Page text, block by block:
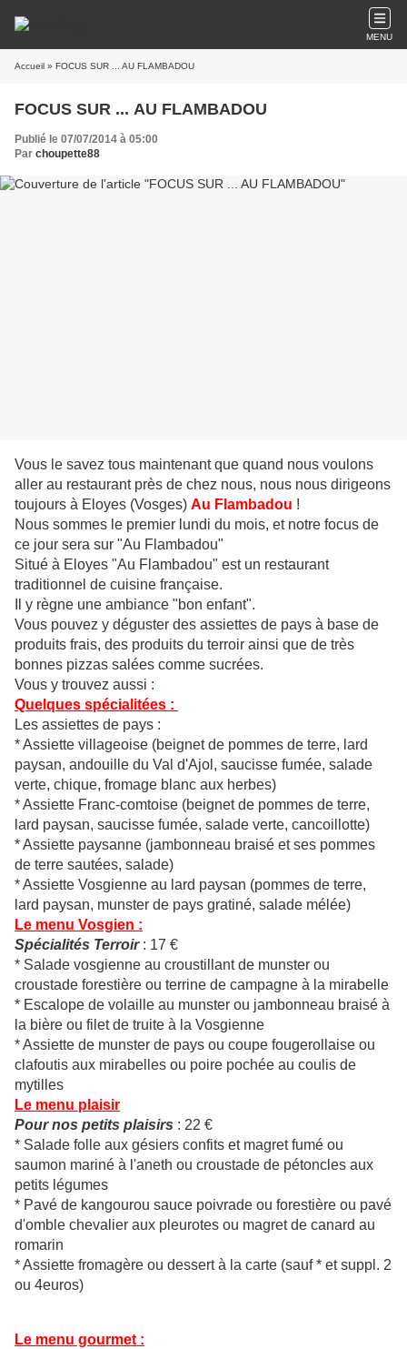
MENU
Accueil » FOCUS SUR ... AU FLAMBADOU
FOCUS SUR ... AU FLAMBADOU
Publié le 07/07/2014 à 05:00
Par choupette88
Vous le savez tous maintenant que quand nous voulons
aller au restaurant près de chez nous, nous nous dirigeons
toujours à Eloyes (Vosges) Au Flambadou !
Nous sommes le premier lundi du mois, et notre focus de
ce jour sera sur "Au Flambadou"
Situé à Eloyes "Au Flambadou" est un restaurant
traditionnel de cuisine française.
Il y règne une ambiance "bon enfant".
Vous pouvez y déguster des assiettes de pays à base de
produits frais, des produits du terroir ainsi que de très
bonnes pizzas salées comme sucrées.
Vous y trouvez aussi :
Quelques spécialitées :
Les assiettes de pays :
* Assiette villageoise (beignet de pommes de terre, lard
paysan, andouille du Val d'Ajol, saucisse fumée, salade
verte, chique, fromage blanc aux herbes)
* Assiette Franc-comtoise (beignet de pommes de terre,
lard paysan, saucisse fumée, salade verte, cancoillotte)
* Assiette paysanne (jambonneau braisé et ses pommes
de terre sautées, salade)
* Assiette Vosgienne au lard paysan (pommes de terre,
lard paysan, munster de pays gratiné, salade mélée)
Le menu Vosgien :
Spécialités Terroir: 17 €
* Salade vosgienne au croustillant de munster ou
croustade forestière ou terrine de campagne à la mirabelle
* Escalope de volaille au munster ou jambonneau braisé à
la bière ou filet de truite à la Vosgienne
* Assiette de munster de pays ou coupe fougerollaise ou
clafoutis aux mirabelles ou poire pochée au coulis de
mytilles
Le menu plaisir
Pour nos petits plaisirs : 22 €
* Salade folle aux gésiers confits et magret fumé ou
saumon mariné à l'aneth ou croustade de pétoncles aux
petits légumes
* Pavé de kangourou sauce poivrade ou forestière ou pavé
d'omble chevalier aux pleurotes ou magret de canard au
romarin
* Assiette fromagère ou dessert à la carte (sauf * et suppl. 2
ou 4euros)
Le menu gourmet :